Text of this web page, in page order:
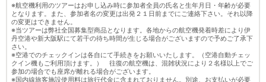
※航空機利用のツアーはお申し込み時に参加者全員の氏名と生年月日・年齢が必要
となります。また、参加者名の変更は出発２１日前までにご連絡下さい。それ以降
の変更はできません。
※当ツアーは弊社全国募集型商品となります。各地からの航空機発着時差により伊
丹空港や新大阪駅にて若干の待ち時間が生じる場合がございますので予めご了承下
さい。
※空港でのチェックインは各自にて手続きをお願いいたします。（空港自動チェッ
クイン機もご利用頂けます。） 往復の航空機は、混雑状況により２名様以上でご
参加の場合でも座席が離れる場合がございます。
※国内線旅客施設使用料は旅行代金に含まれておりません。別途、お支払いが必要